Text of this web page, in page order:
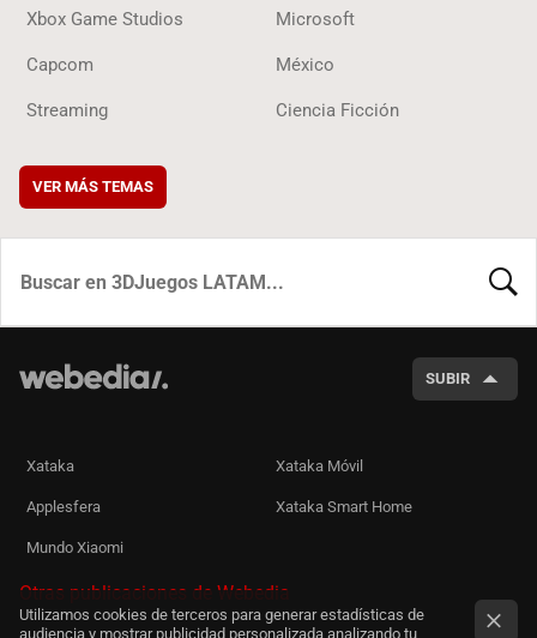
Xbox Game Studios Microsoft
Capcom México
Streaming Ciencia Ficción
VER MÁS TEMAS
SUBIR
Xataka Xataka Móvil
Applesfera Xataka Smart Home
Mundo Xiaomi
Otras publicaciones de Webedia
Utilizamos cookies de terceros para generar estadísticas de
audiencia y mostrar publicidad personalizada analizando tu